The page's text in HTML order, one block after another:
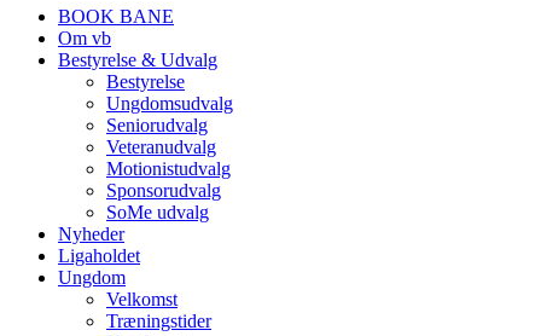
BOOK BANE
Om vb
Bestyrelse & Udvalg
Bestyrelse
Ungdomsudvalg
Seniorudvalg
Veteranudvalg
Motionistudvalg
Sponsorudvalg
SoMe udvalg
Nyheder
Ligaholdet
Ungdom
Velkomst
Træningstider